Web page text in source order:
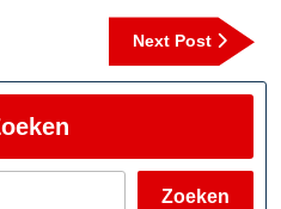
Next Post
Next
Post
Zoeken